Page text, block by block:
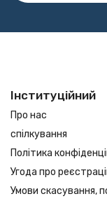
Інституційний
Про нас
спілкування
Політика
Угода про
Умови скасування,